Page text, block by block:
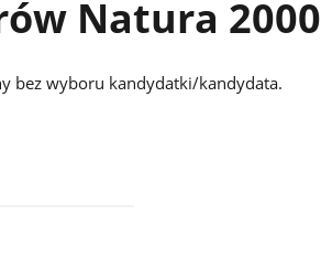
Natura 2000
bez wyboru kandydatki/kandydata.